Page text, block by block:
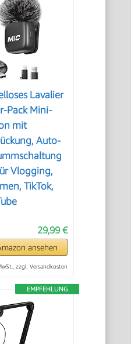
Lavalier
Pack Mini-
mit
Auto-
Vlogging,
TikTok,
29,99 €
ansehen
zzgl. Versandkosten
EMPFEHLUNG